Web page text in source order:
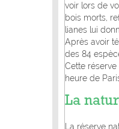
voir lors de
bois morts,
lianes lui
Après avoir
des 84
Cette
heure de
La
La réserve